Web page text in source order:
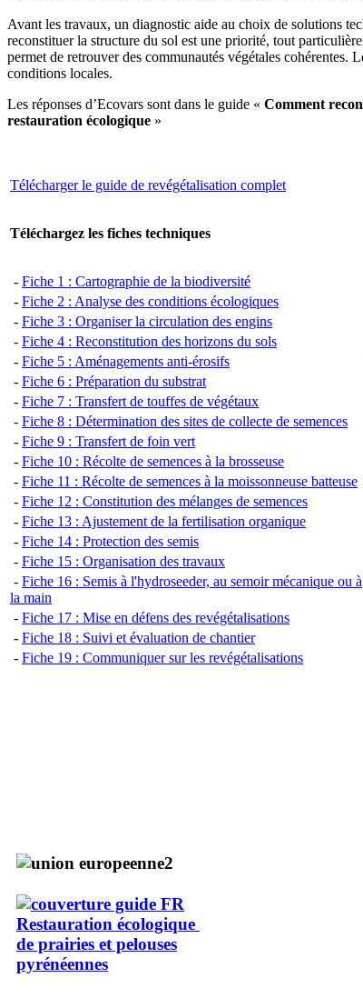
Avant les travaux, un diagnostic aide au choix de solutions
reconstituer la structure du sol est une priorité, tout
permet de retrouver des communautés végétales cohérentes.
conditions locales.
Les réponses d’Ecovars sont dans le guide « Comment
restauration écologique »
Télécharger le guide de revégétalisation complet
Téléchargez les fiches techniques
- Fiche 1 : Cartographie de la biodiversité
- Fiche 2 : Analyse des conditions écologiques
- Fiche 3 : Organiser la circulation des engins
- Fiche 4 : Reconstitution des horizons du sols
- Fiche 5 : Aménagements anti-érosifs
- Fiche 6 : Préparation du substrat
- Fiche 7 : Transfert de touffes de végétaux
- Fiche 8 : Détermination des sites de collecte de semences
- Fiche 9 : Transfert de foin vert
- Fiche 10 : Récolte de semences à la brosseuse
- Fiche 11 : Récolte de semences à la moissonneuse batteuse
- Fiche 12 : Constitution des mélanges de semences
- Fiche 13 : Ajustement de la fertilisation organique
- Fiche 14 : Protection des semis
- Fiche 15 : Organisation des travaux
- Fiche 16 : Semis à l'hydroseeder, au semoir mécanique ou à
la main
- Fiche 17 : Mise en défens des revégétalisations
- Fiche 18 : Suivi et évaluation de chantier
- Fiche 19 : Communiquer sur les revégétalisations
Restauration écologique
de prairies et pelouses
pyrénéennes